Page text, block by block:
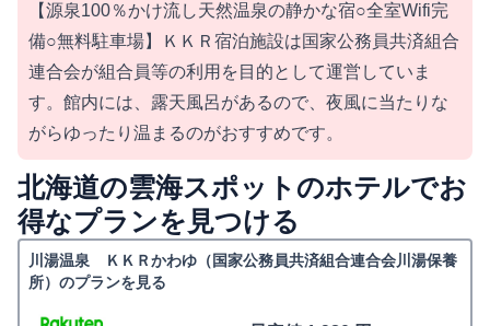
【源泉100％かけ流し天然温泉の静かな宿○全室Wifi完
備○無料駐車場】ＫＫＲ宿泊施設は国家公務員共済組合
連合会が組合員等の利用を目的として運営していま
す。館内には、露天風呂があるので、夜風に当たりな
がらゆったり温まるのがおすすめです。
北海道の雲海スポットのホテルでお
得なプランを見つける
川湯温泉 ＫＫＲかわゆ（国家公務員共済組合連合会川湯保養
所）のプランを見る